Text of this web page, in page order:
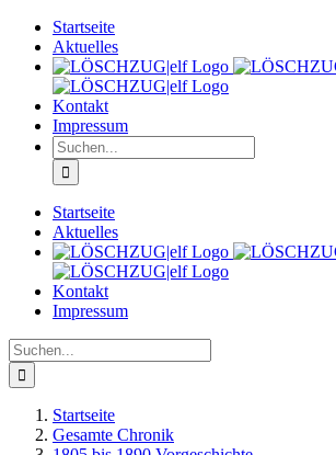
Zum
Inhalt
springen
Startseite
Aktuelles
Kontakt
Impressum
Suche
nach:
Startseite
Aktuelles
Kontakt
Impressum
Suche
nach:
Startseite
Gesamte Chronik